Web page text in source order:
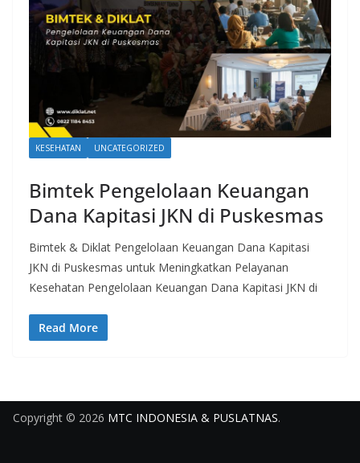
KESEHATAN UNCATEGORIZED
Bimtek Pengelolaan Keuangan
Dana Kapitasi JKN di Puskesmas
Bimtek & Diklat Pengelolaan Keuangan Dana Kapitasi
JKN di Puskesmas untuk Meningkatkan Pelayanan
Kesehatan Pengelolaan Keuangan Dana Kapitasi JKN di
Read More
Copyright © 2026 MTC INDONESIA & PUSLATNAS.